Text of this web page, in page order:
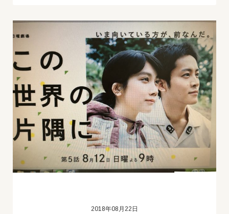
2018年08月22日